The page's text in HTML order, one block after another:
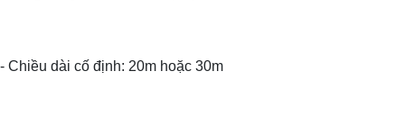
- Chiều dài cố định: 20m hoặc 30m